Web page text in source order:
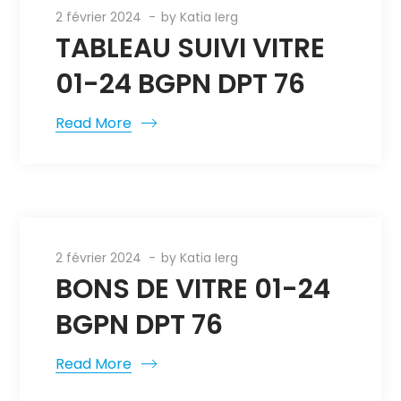
2 février 2024 byKatia Ierg
TABLEAU SUIVI VITRE
01-24 BGPN DPT 76
Read More
2 février 2024 byKatia Ierg
BONS DE VITRE 01-24
BGPN DPT 76
Read More